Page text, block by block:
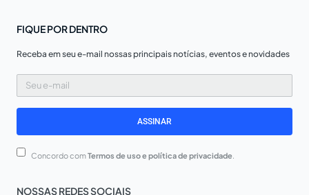
FIQUE POR DENTRO
Receba em seu e-mail nossas principais notícias, eventos e novidades
Seu
e-
ASSINAR
Concordo comTermos de uso e política de privacidade
NOSSAS REDES SOCIAIS